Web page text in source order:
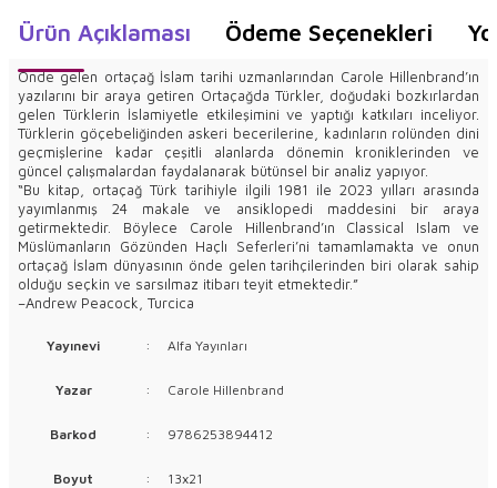
Ürün Açıklaması Ödeme Seçenekleri
Önde gelen ortaçağ İslam tarihi uzmanlarından Carole Hillenbrand’ın
yazılarını bir araya getiren Ortaçağda Türkler, doğudaki bozkırlardan
gelen Türklerin İslamiyetle etkileşimini ve yaptığı katkıları inceliyor.
Türklerin göçebeliğinden askeri becerilerine, kadınların rolünden dini
geçmişlerine kadar çeşitli alanlarda dönemin kroniklerinden ve
güncel çalışmalardan faydalanarak bütünsel bir analiz yapıyor.
“Bu kitap, ortaçağ Türk tarihiyle ilgili 1981 ile 2023 yılları arasında
yayımlanmış 24 makale ve ansiklopedi maddesini bir araya
getirmektedir. Böylece Carole Hillenbrand’ın Classical Islam ve
Müslümanların Gözünden Haçlı Seferleri’ni tamamlamakta ve onun
ortaçağ İslam dünyasının önde gelen tarihçilerinden biri olarak sahip
olduğu seçkin ve sarsılmaz itibarı teyit etmektedir.”
–Andrew Peacock, Turcica
Yayınevi : Alfa Yayınları
Yazar : Carole Hillenbrand
Barkod : 9786253894412
Boyut : 13x21